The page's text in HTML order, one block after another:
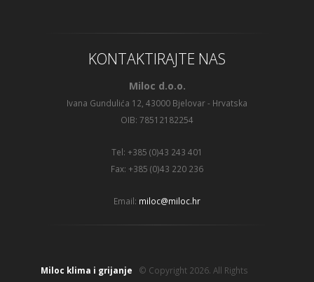
KONTAKTIRAJTE NAS
Miloc d.o.o.
Ivana Gundulića 12, 43000 Bjelovar - Hrvatska
OIB: 78512182254
Tel: +385 (0)43 243 401
Fax: +385 (0)43 220 236
Email: miloc@miloc.hr
Miloc klima i grijanje © Copyright 2026. All Rights